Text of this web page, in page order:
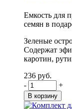
Емкость для
семян в
Зеленые
Содержат
каротин,
236 руб.
-
+